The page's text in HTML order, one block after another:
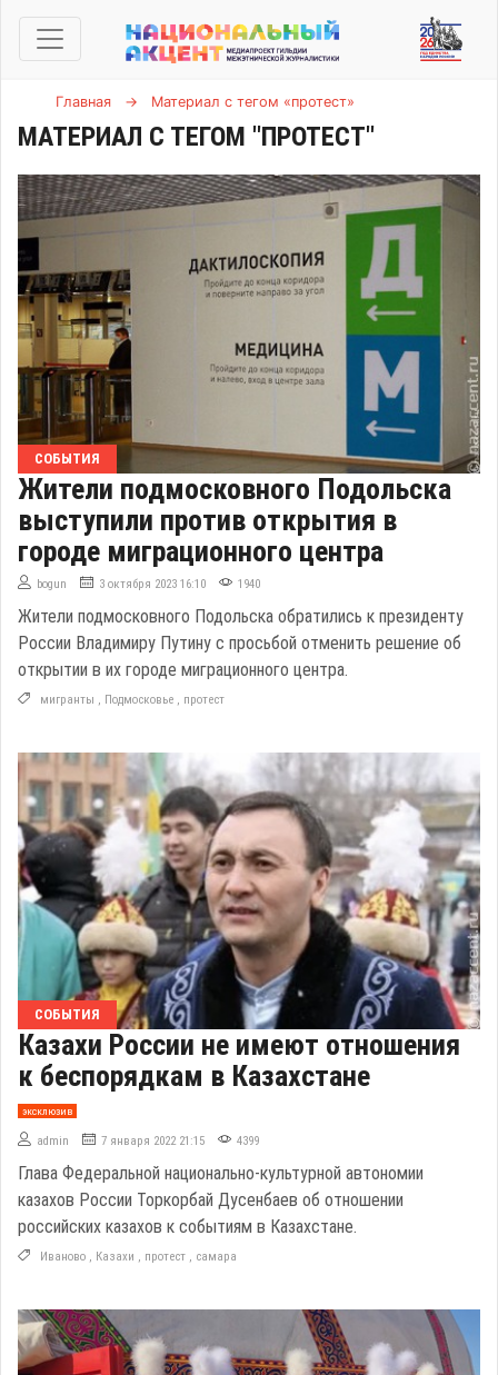
Главная → Материал с тегом «протест»
МАТЕРИАЛ С ТЕГОМ "ПРОТЕСТ"
СОБЫТИЯ
Жители подмосковного Подольска
выступили против открытия в
городе миграционного центра
bogun 3 октября 2023 16:10 1940
Жители подмосковного Подольска обратились к президенту
России Владимиру Путину с просьбой отменить решение об
открытии в их городе миграционного центра.
мигранты , Подмосковье , протест
СОБЫТИЯ
Казахи России не имеют отношения
к беспорядкам в Казахстане
эксклюзив
admin 7 января 2022 21:15 4399
Глава Федеральной национально-культурной автономии
казахов России Торкорбай Дусенбаев об отношении
российских казахов к событиям в Казахстане.
Иваново , Казахи , протест , самара